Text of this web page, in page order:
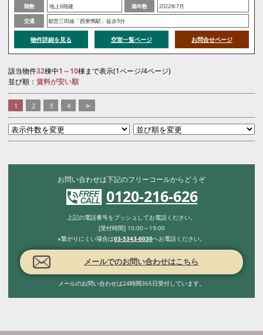
階数
地上6階建 築年数
2022年7月
交通
都営三田線「西巣鴨駅」徒歩9分
物件詳細を見る 空室一覧ページ お問合せページ
該当物件32棟中1～10棟まで表示(1ページ/4ページ)
並び順： 賃料が安い順
1 2 3 4 >>
お問い合わせは下記のフリーコールからどうぞ
0120-216-626
上記の電話番号をプッシュしてお電話ください。
[受付時間] 10:00～19:00
※繋がりにくい場合は03-5343-6030へお電話ください。
メールでのお問い合わせはこちら
メールのお問い合わせは24時間365日受付しています。